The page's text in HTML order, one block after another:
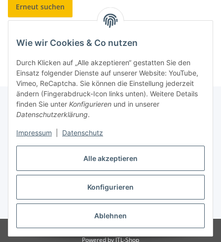
Alle akzeptieren
Konfigurieren
Ablehnen
Wie wir Cookies & Co nutzen
Durch Klicken auf „Alle akzeptieren“ gestatten Sie den
Einsatz folgender Dienste auf unserer Website: YouTube,
Vimeo, ReCaptcha. Sie können die Einstellung jederzeit
ändern (Fingerabdruck-Icon links unten). Weitere Details
finden Sie unter Konfigurieren und in unserer
Datenschutzerklärung.
Impressum Datenschutz
Erneut suchen
Kategorien
Informationen
Vertrag widerrufen
* Alle Preise inkl. gesetzlicher USt., zzgl.Versand
© Andreas Weixelbaumer
Powered byJTL-Shop